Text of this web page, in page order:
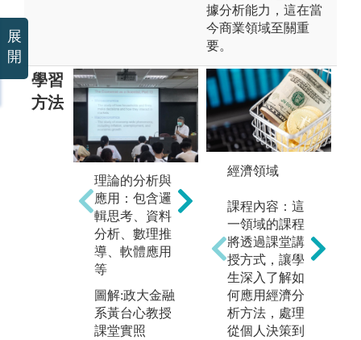
據分析能力，這在當
今商業領域至關重
要。
學習
方法
理論的分析與
應用：包含邏
輯思考、資料
分析、數理推
導、軟體應用
等
圖解:政大金融
系黃台心教授
課堂實照
實務的分析與
研討：包含個
案研討、問題
分析、數據分
析、提出解決
方案、溝通協
調能力、團隊
合作、口條訓
練
經濟領域
課程內容：這
一領域的課程
將透過課堂講
授方式，讓學
生深入了解如
何應用經濟分
析方法，處理
從個人決策到
展
開